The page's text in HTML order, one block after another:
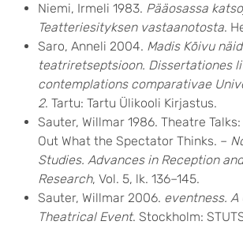
Niemi, Irmeli 1983. Pääosassa
Teatteriesityksen vastaanotosta.
Saro, Anneli 2004. Madis Kõivu
teatriretseptsioon. Dissertationes
contemplations comparativae
2. Tartu: Tartu Ülikooli Kirjastus.
Sauter, Willmar 1986. Theatre
Out What the Spectator Thinks. –
Studies. Advances in Reception
Research, Vol. 5, lk. 136–145.
Sauter, Willmar 2006. eventness.
Theatrical Event. Stockholm: